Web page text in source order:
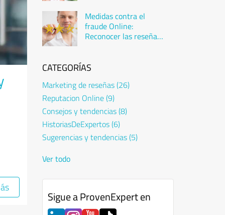
Medidas contra el
fraude Online:
Reconocer las reseñas
CATEGORÍAS
Marketing de reseñas(26)
Reputacion Online(9)
Consejos y tendencias(8)
HistoriasDeExpertos(6)
Sugerencias y tendencias(5)
Ver todo
Sigue a ProvenExpert en